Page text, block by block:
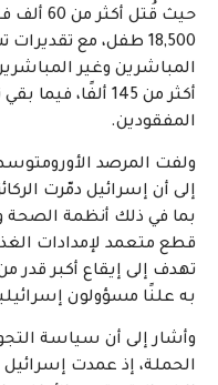
حيث
18,500 طفل، مع
المفقودين.
ولفت المرصد
إلى أن إسرائيل دمّرت
بما في ذلك أنظمة
قطع متعمد لإمدادات
تهدف إلى إيقاع أكبر قدر
به علنًا مسؤولون
وأشار إلى أن سياسة
الحملة، إذ عمدت